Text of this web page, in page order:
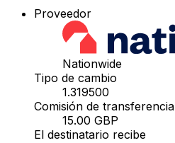
Proveedor
Nationwide
Tipo de cambio
1.319500
Comisión de transferencia
15.00 GBP
El destinatario recibe